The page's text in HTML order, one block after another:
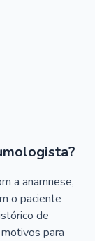
a anamnese,
o paciente
de
para